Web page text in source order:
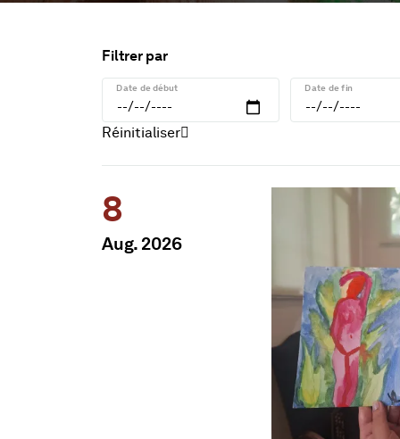
Filtrer l'agenda
par
Date de début Date de fin
Réinitialiser
Information pour la date
8
Aug. 2026